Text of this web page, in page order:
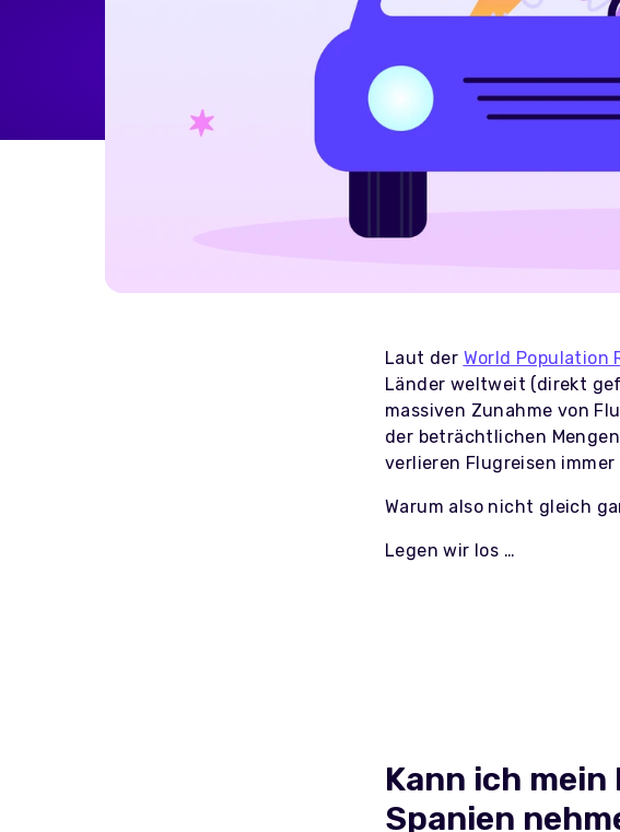
Reimbursement
Automatically reimburse your
drivers charging at home
through your business
Salary Sacrifice
Save up to 40% on public
with salary sacrifice from
Laut der World Population
Länder weltweit (direkt
massiven Zunahme von
der beträchtlichen
verlieren Flugreisen
Warum also nicht gleich
Legen wir los …
Kann ich
Spanien